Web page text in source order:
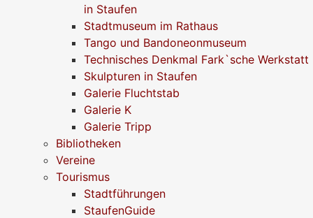
in Staufen
Stadtmuseum im Rathaus
Tango und Bandoneonmuseum
Technisches Denkmal Fark`sche Werkstatt
Skulpturen in Staufen
Galerie Fluchtstab
Galerie K
Galerie Tripp
Bibliotheken
Vereine
Tourismus
Stadtführungen
StaufenGuide